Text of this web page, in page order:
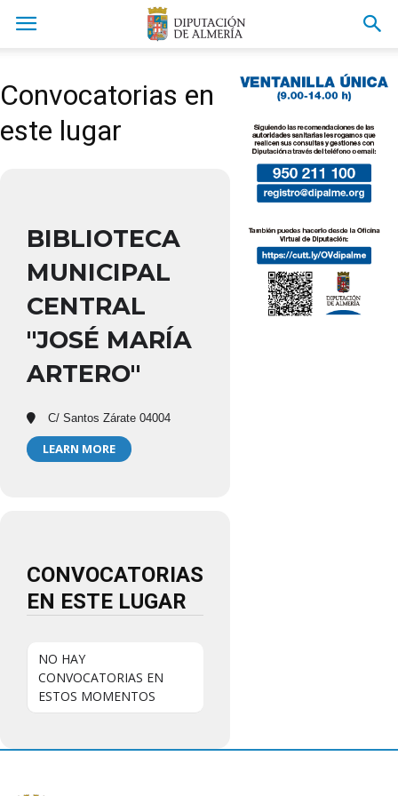
Convocatorias en
este lugar
BIBLIOTECA
MUNICIPAL
CENTRAL
"JOSÉ MARÍA
ARTERO"
C/ Santos Zárate 04004
LEARN MORE
CONVOCATORIAS
EN ESTE LUGAR
NO HAY
CONVOCATORIAS EN
ESTOS MOMENTOS